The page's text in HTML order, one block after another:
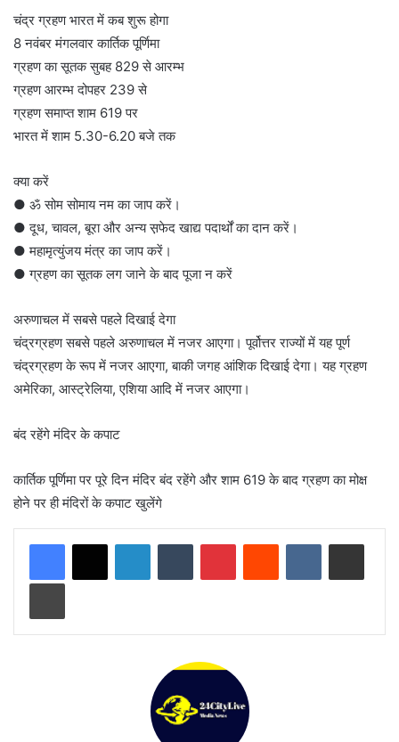
चंद्र ग्रहण भारत में कब शुरू होगा
8 नवंबर मंगलवार कार्तिक पूर्णिमा
ग्रहण का सूतक सुबह 829 से आरम्भ
ग्रहण आरम्भ दोपहर 239 से
ग्रहण समाप्त शाम 619 पर
भारत में शाम 5.30-6.20 बजे तक
क्या करें
● ॐ सोम सोमाय नम का जाप करें।
● दूध, चावल, बूरा और अन्य स़फेद खाद्य पदार्थों का दान करें।
● महामृत्युंजय मंत्र का जाप करें।
● ग्रहण का सूतक लग जाने के बाद पूजा न करें
अरुणाचल में सबसे पहले दिखाई देगा
चंद्रग्रहण सबसे पहले अरुणाचल में नजर आएगा। पूर्वोत्तर राज्यों में यह पूर्ण
चंद्रग्रहण के रूप में नजर आएगा, बाकी जगह आंशिक दिखाई देगा। यह ग्रहण
अमेरिका, आस्ट्रेलिया, एशिया आदि में नजर आएगा।
बंद रहेंगे मंदिर के कपाट
कार्तिक पूर्णिमा पर पूरे दिन मंदिर बंद रहेंगे और शाम 619 के बाद ग्रहण का मोक्ष
होने पर ही मंदिरों के कपाट खुलेंगे
LinkedInTumblr PinterestReddit VKontakteShare via Email
Print